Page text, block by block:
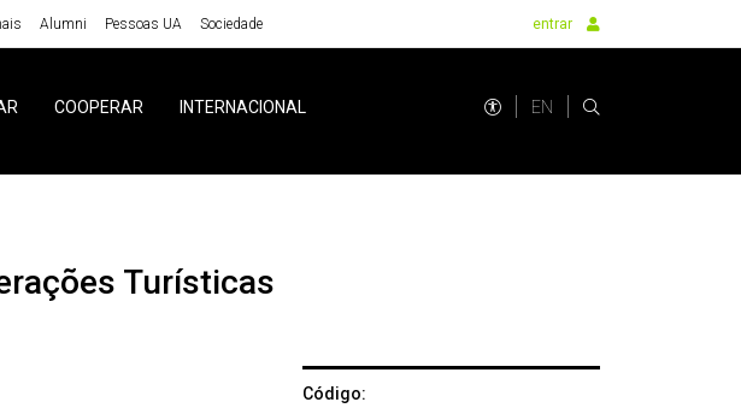
Alumni Pessoas UA Sociedade entrar
COOPERAR INTERNACIONAL EN
Turísticas
Código: